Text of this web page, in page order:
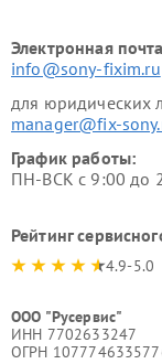
Электронная
info@sony-fixim.ru
для юридических
manager@fix-
График работы:
ПН-ВСК с 9:00 до
Рейтинг
4.9-5.0
ООО "Русервис"
ИНН 7702633247
ОГРН